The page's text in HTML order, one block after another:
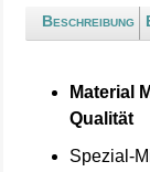
Beschreibung
Material
Qualität
Spezial-